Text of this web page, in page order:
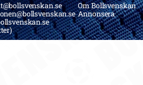
Om Bollsvenskan
Annonsera